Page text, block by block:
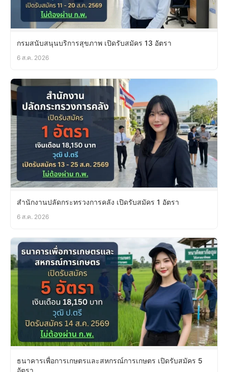
กรมสนับสนุนบริการสุขภาพ เปิดรับสมัคร 13 อัตรา
6 ส.ค. 2026
สำนักงานปลัดกระทรวงการคลัง เปิดรับสมัคร 1 อัตรา
6 ส.ค. 2026
ธนาคารเพื่อการเกษตรและสหกรณ์การเกษตร เปิดรับสมัคร 5
อัตรา